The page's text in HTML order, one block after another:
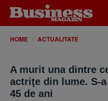
HOME ACTUALITATE
A murit una dintre
actriţe din lume. S-
45 de ani